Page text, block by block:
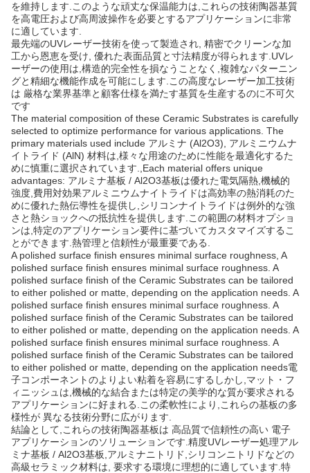
を維持します.このような頑丈な保温能力は,これらの技術陶器基質
を高電圧および高周波操作を必要とするアプリケーションに非常
に適しています.
最先端のUVレーザー技術を使って製造され, 精密でクリーンな加
工から恩恵を受け, 優れた表面品質と寸法精度が得られます.UVレ
ーザーの使用は,構造的完全性を損なうことなく,複雑なパターニン
グと精細な機能作成を可能にします.この高度なレーザー加工技術
は 厳格な業界基準と顧客仕様を満たす基質を生産するのに不可欠
です
The material composition of these Ceramic Substrates is carefully
selected to optimize performance for various applications. The
primary materials used include アルミナ (Al2O3), アルミニウムナ
イトライド (AlN) 材料は,様々な用途のために性能を最適化するた
めに慎重に選択されています.,Each material offers unique
advantages: アルミナ基板 / Al2O3基板は優れた電気隔熱,機械的
強度,費用対効果アルミニウムナイトライドは高効率の熱消耗のた
めに優れた熱伝導性を提供し,シリコンナイトライドは例外的な強
さと熱ショックへの抵抗性を提供します.この範囲の材料オプショ
ンは,特定のアプリケーション要件に基づいてカスタマイズするこ
とができます.熱管理と信頼性が最重要である.
A polished surface finish ensures minimal surface roughness, A
polished surface finish ensures minimal surface roughness. A
polished surface finish of the Ceramic Substrates can be tailored
to either polished or matte, depending on the application needs. A
polished surface finish ensures minimal surface roughness. A
polished surface finish of the Ceramic Substrates can be tailored
to either polished or matte, depending on the application needs. A
polished surface finish ensures minimal surface roughness. A
polished surface finish of the Ceramic Substrates can be tailored
to either polished or matte, depending on the application needs電
子コンポーネントのよりよい粘着を容易にするしかし,マット・フ
ィニッシュは,機械的な結合または特定の美学的な質が要求される
アプリケーションに好まれる.この柔軟性により,これらの基板の多
様性が 異なる技術分野に広がります.
結論として,これらの技術陶器基板は 高品質で信頼性の高い 電子
アプリケーションのソリューションです.精度UVレーザー処理アル
ミナ基板 / Al2O3基板,アルミナニトリド,シリコンニトリドなどの
高級セラミック材料は, 要求する環境に理想的に適しています.特